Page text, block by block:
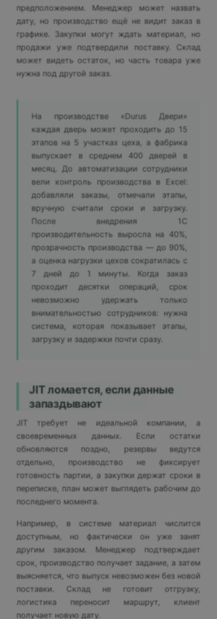
предположением. Менеджер может назвать
дату, но производство ещё не видит заказ в
графике. Закупки могут ждать материал, но
продажи уже подтвердили поставку. Склад
может видеть остаток, но часть товара уже
нужна под другой заказ.
На производстве «Durus Двери»
каждая дверь может проходить до 15
этапов на 5 участках цеха, а фабрика
выпускает в среднем 400 дверей в
месяц. До автоматизации сотрудники
вели контроль производства в Excel:
добавляли заказы, отмечали этапы,
вручную считали сроки и загрузку.
После внедрения 1С
производительность выросла на 40%,
прозрачность производства — до 90%,
а оценка нагрузки цехов сократилась с
7 дней до 1 минуты. Когда заказ
проходит десятки операций, срок
невозможно удержать только
внимательностью сотрудников: нужна
система, которая показывает этапы,
загрузку и задержки почти сразу.
JIT ломается, если данные
запаздывают
JIT требует не идеальной компании, а
своевременных данных. Если остатки
обновляются поздно, резервы ведутся
отдельно, производство не фиксирует
готовность партии, а закупки держат сроки в
переписке, план может выглядеть рабочим до
последнего момента.
Например, в системе материал числится
доступным, но фактически он уже занят
другим заказом. Менеджер подтверждает
срок, производство получает задание, а затем
выясняется, что выпуск невозможен без новой
поставки. Склад не готовит отгрузку,
логистика переносит маршрут, клиент
получает новую дату.